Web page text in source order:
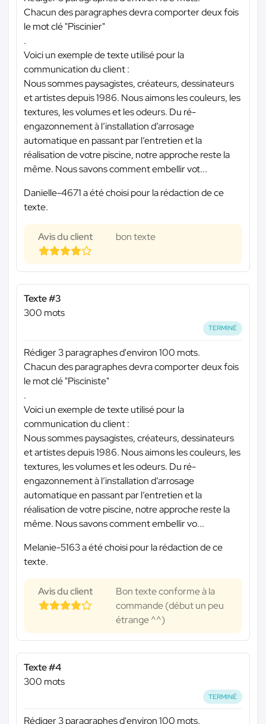
Chacun des paragraphes devra comporter deux fois
le mot clé "Piscinier"
.
Voici un exemple de texte utilisé pour la
communication du client :
Nous sommes paysagistes, créateurs, dessinateurs
et artistes depuis 1986. Nous aimons les couleurs, les
textures, les volumes et les odeurs. Du ré-
engazonnement à l’installation d’arrosage
automatique en passant par l’entretien et la
réalisation de votre piscine, notre approche reste la
même. Nous savons comment embellir vot...
Danielle-4671 a été choisi pour la rédaction de ce
texte.
Avis du client bon texte
Texte #3
300 mots
TERMINÉ
Rédiger 3 paragraphes d'environ 100 mots.
Chacun des paragraphes devra comporter deux fois
le mot clé "Pisciniste"
.
Voici un exemple de texte utilisé pour la
communication du client :
Nous sommes paysagistes, créateurs, dessinateurs
et artistes depuis 1986. Nous aimons les couleurs, les
textures, les volumes et les odeurs. Du ré-
engazonnement à l’installation d’arrosage
automatique en passant par l’entretien et la
réalisation de votre piscine, notre approche reste la
même. Nous savons comment embellir vo...
Melanie-5163 a été choisi pour la rédaction de ce
texte.
Avis du client
Bon texte conforme à la
commande (début un peu
étrange ^^)
Texte #4
300 mots
TERMINÉ
Rédiger 3 paragraphes d'environ 100 mots.